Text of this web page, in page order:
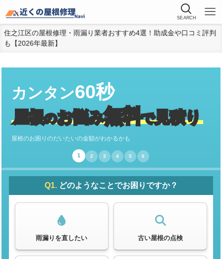
SEARCH
住之江区の屋根修理・雨漏り業者おすすめ4選！助成金や口コミ評判
も【2026年最新】
カンタン60秒
屋根のお悩み無料で見積り
屋根のお困りのだいたいの金額がわかるかも
1 2 3 4 5 6
Q1.どのようなことでお困りですか？
雨漏りを直したい 古い屋根の点検